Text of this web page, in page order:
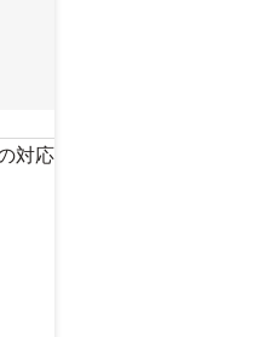
対応